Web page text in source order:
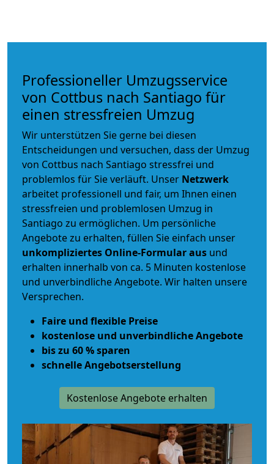
Professioneller Umzugsservice
von Cottbus nach Santiago für
einen stressfreien Umzug
Wir unterstützen Sie gerne bei diesen
Entscheidungen und versuchen, dass der Umzug
von Cottbus nach Santiago stressfrei und
problemlos für Sie verläuft. Unser Netzwerk
arbeitet professionell und fair, um Ihnen einen
stressfreien und problemlosen Umzug in
Santiago zu ermöglichen. Um persönliche
Angebote zu erhalten, füllen Sie einfach unser
unkompliziertes Online-Formular aus und
erhalten innerhalb von ca. 5 Minuten kostenlose
und unverbindliche Angebote. Wir halten unsere
Versprechen.
Faire und flexible Preise
kostenlose und unverbindliche Angebote
bis zu 60 % sparen
schnelle Angebotserstellung
Kostenlose Angebote erhalten